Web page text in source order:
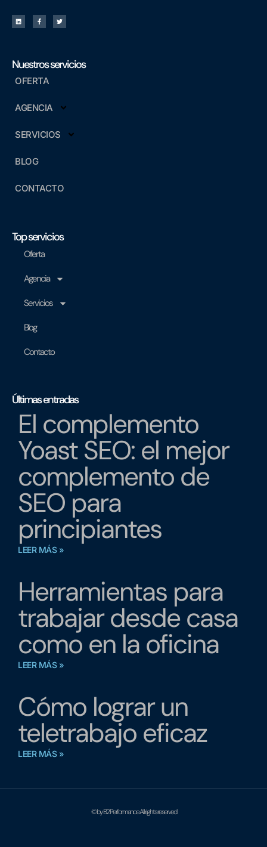
Nuestros servicios
OFERTA
AGENCIA
SERVICIOS
BLOG
CONTACTO
Top servicios
Oferta
Agencia
Servicios
Blog
Contacto
Últimas entradas
El complemento
Yoast SEO: el mejor
complemento de
SEO para
principiantes
LEER MÁS »
Herramientas para
trabajar desde casa
como en la oficina
LEER MÁS »
Cómo lograr un
teletrabajo eficaz
LEER MÁS »
© by B2 Performance. All rights reserved